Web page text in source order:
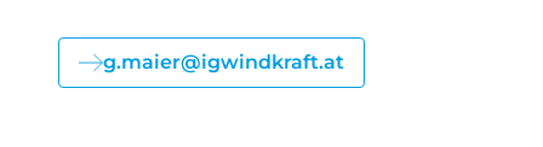
g.maier@igwindkraft.at